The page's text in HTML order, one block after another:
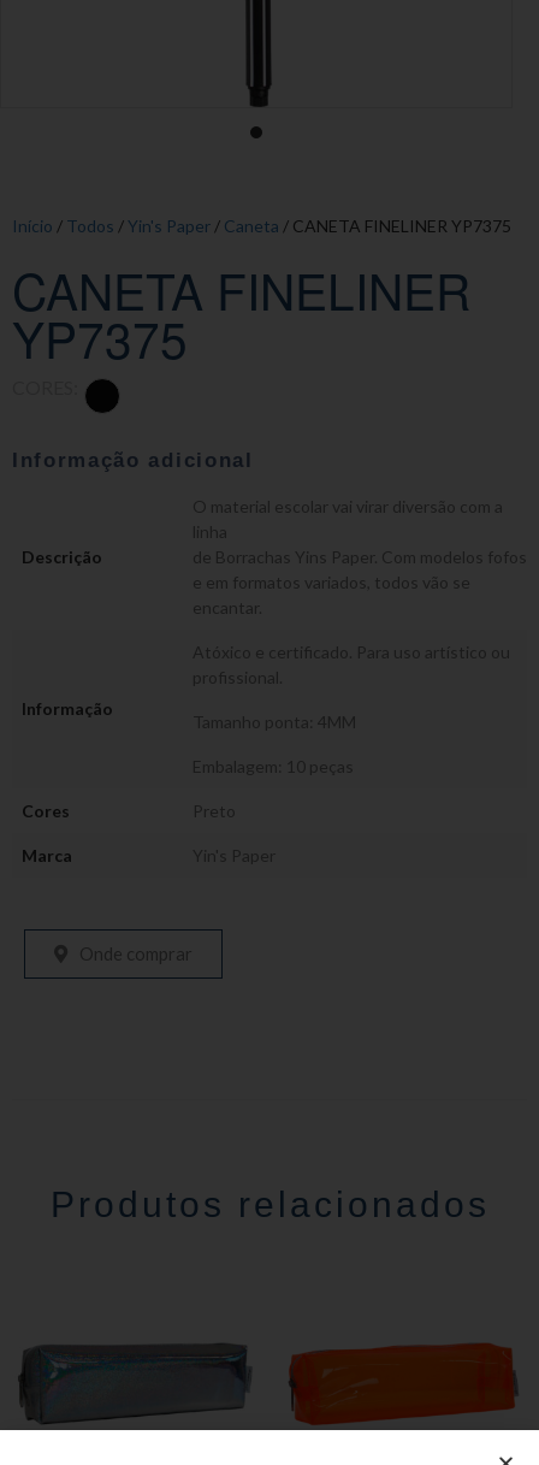
Início / Todos /Yin's Paper / Caneta / CANETA FINELINER YP7375
CANETA FINELINER
YP7375
Informação adicional
Descrição
O material escolar vai virar diversão com a
linha
de Borrachas Yins Paper. Com modelos fofos
e em formatos variados, todos vão se
encantar.
Informação
Atóxico e certificado. Para uso artístico ou
profissional.
Tamanho ponta: 4MM
Embalagem: 10 peças
Cores Preto
Marca Yin's Paper
Onde comprar
Produtos relacionados